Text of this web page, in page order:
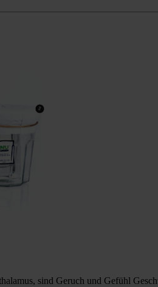
sind Geruch und Gefühl